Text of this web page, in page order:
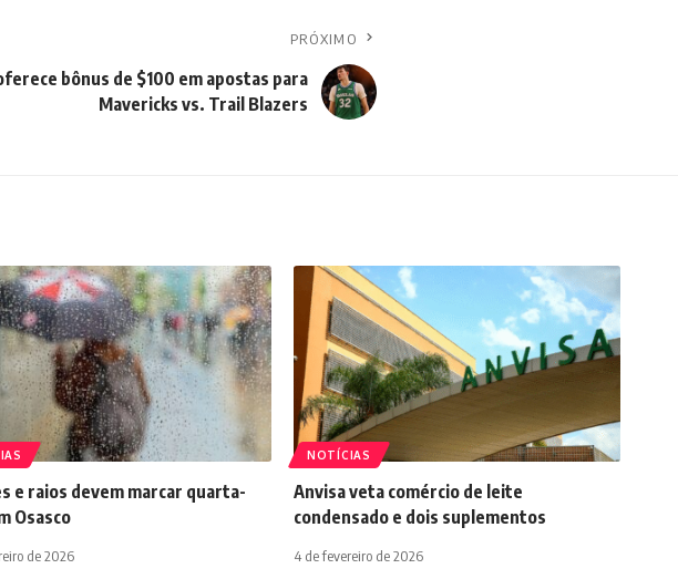
PRÓXIMO
bônus de $100 em apostas para
Mavericks vs. Trail Blazers
e raios devem marcar quarta-
Osasco
de 2026
NOTÍCIAS
Anvisa veta comércio de leite
condensado e dois suplementos
4 de fevereiro de 2026